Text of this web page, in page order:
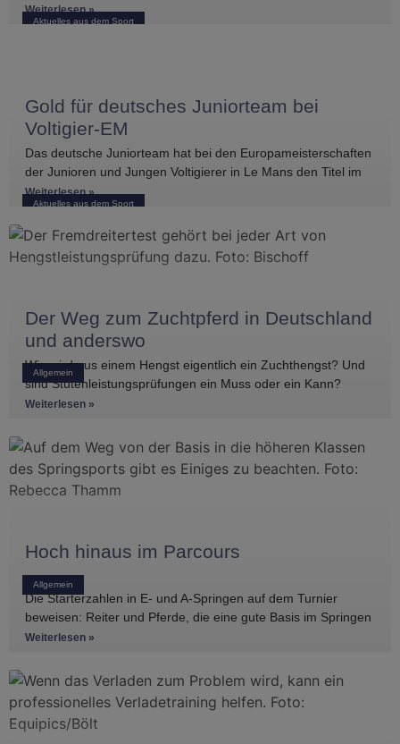
Aktuelles aus dem Sport
mehreren vorderen Platzierungen überzeugen. Frederik
Koitka erreichte
Weiterlesen »
Aktuelles aus dem Sport
Gold für deutsches Juniorteam bei
Voltigier-EM
Das deutsche Juniorteam hat bei den Europameisterschaften
der Junioren und Jungen Voltigierer in Le Mans den Titel im
Gruppenvoltigieren gewonnen.
Weiterlesen »
Allgemein
Der Weg zum Zuchtpferd in Deutschland
und anderswo
Wie wird aus einem Hengst eigentlich ein Zuchthengst? Und
sind Stutenleistungsprüfungen ein Muss oder ein Kann?
Einblicke in die Regelwerke
Weiterlesen »
Allgemein
Hoch hinaus im Parcours
Die Starterzahlen in E- und A-Springen auf dem Turnier
beweisen: Reiter und Pferde, die eine gute Basis im Springen
haben, gibt es
Weiterlesen »